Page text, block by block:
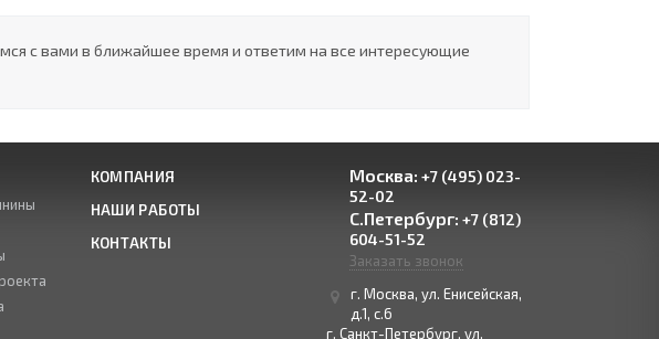
с вами в ближайшее время и ответим на все интересующие
КОМПАНИЯ
НАШИ РАБОТЫ
КОНТАКТЫ
Москва: +7 (495) 023-
52-02
С.Петербург: +7 (812)
604-51-52
Заказать звонок
г. Москва, ул. Енисейская,
д.1, с.6
г. Санкт-Петербург, ул.